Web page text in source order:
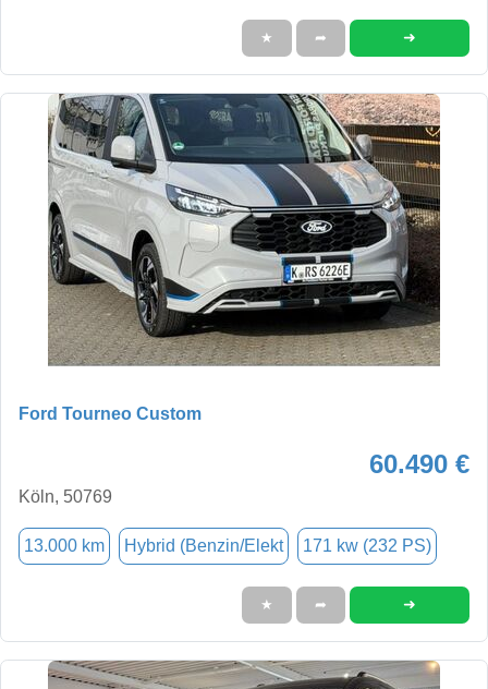
★ ➦ ➜
Ford Tourneo Custom
60.490 €
Köln, 50769
13.000 km Hybrid (Benzin/Elekt 171 kw (232 PS)
★ ➦ ➜